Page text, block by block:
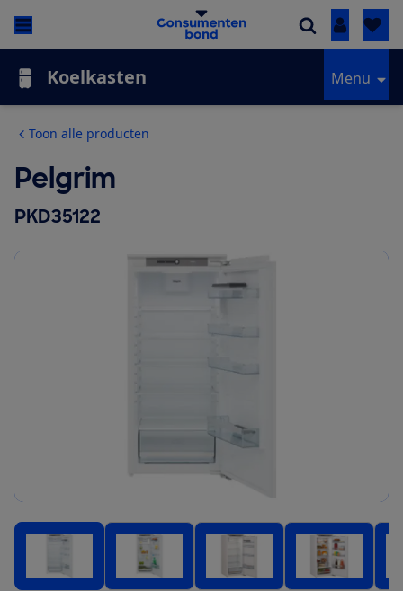
Inloggen
Koelkasten Menu
Toon alle producten
Pelgrim
PKD35122